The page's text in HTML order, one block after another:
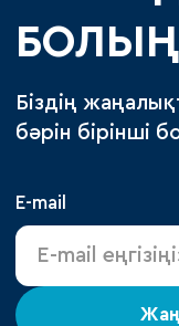
Біздің
бәрін бірінші
E-mail